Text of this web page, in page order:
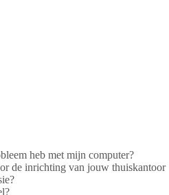
heb met mijn computer?
de inrichting van jouw thuiskantoor